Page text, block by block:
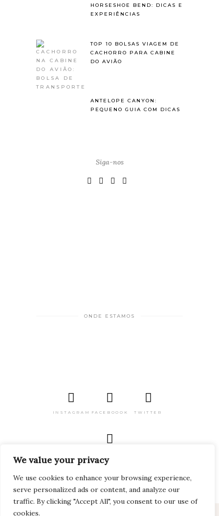
We value your privacy
We use cookies to enhance your browsing experience,
serve personalized ads or content, and analyze our
traffic. By clicking "Accept All", you consent to our use of
cookies.
HORSESHOE BEND: DICAS E
EXPERIÊNCIAS
TOP 10 BOLSAS VIAGEM DE
CACHORRO PARA CABINE
DO AVIÃO
ANTELOPE CANYON:
PEQUENO GUIA COM DICAS
Siga-nos
ONDE ESTAMOS
INSTAGRAM FACEBOOOK TWITTER